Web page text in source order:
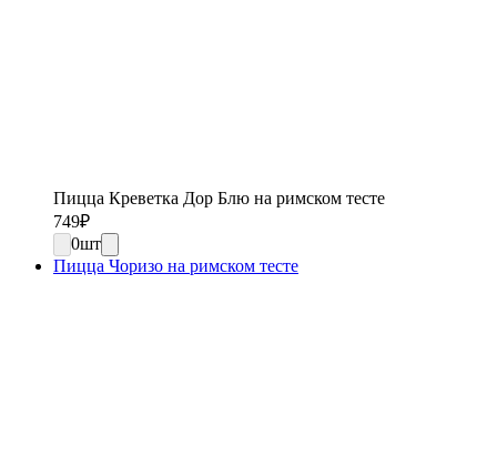
Пицца Креветка Дор Блю на римском тесте
749₽
0шт
Пицца Чоризо на римском тесте